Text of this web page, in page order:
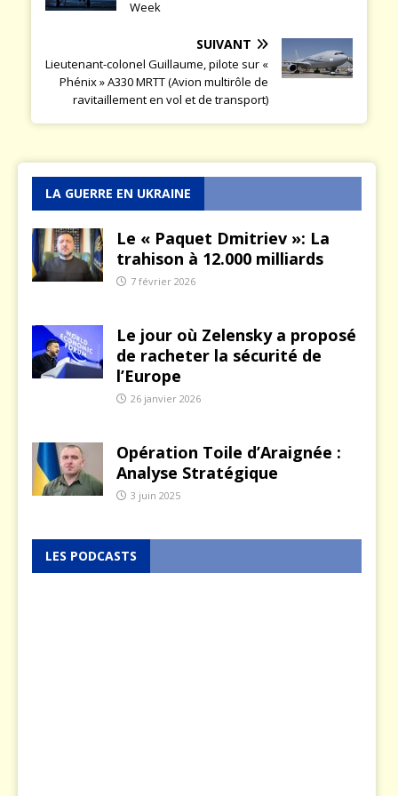
Week
SUIVANT
Lieutenant-colonel Guillaume, pilote sur «
Phénix » A330 MRTT (Avion multirôle de
ravitaillement en vol et de transport)
LA GUERRE EN UKRAINE
Le « Paquet Dmitriev »: La
trahison à 12.000 milliards
7 février 2026
Le jour où Zelensky a proposé
de racheter la sécurité de
l’Europe
26 janvier 2026
Opération Toile d’Araignée :
Analyse Stratégique
3 juin 2025
LES PODCASTS